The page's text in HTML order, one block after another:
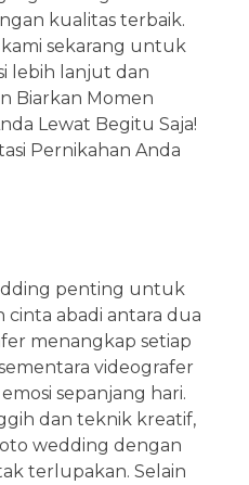
kualitas terbaik.
sekarang untuk
lebih lanjut dan
Biarkan Momen
Lewat Begitu Saja!
Pernikahan Anda
penting untuk
abadi antara dua
menangkap setiap
videografer
sepanjang hari.
dan teknik kreatif,
wedding dengan
terlupakan. Selain